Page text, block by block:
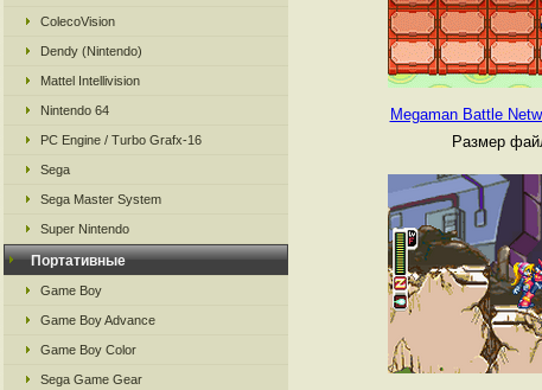
ColecoVision
Dendy (Nintendo)
Mattel Intellivision
Nintendo 64
PC Engine / Turbo Grafx-16
Sega
Sega Master System
Super Nintendo
Портативные
Game Boy
Game Boy Advance
Game Boy Color
Sega Game Gear
Megaman Battle
Размер